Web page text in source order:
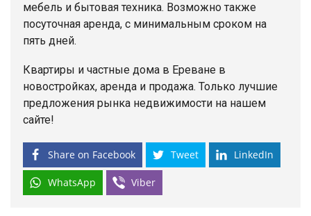
мебель и бытовая техника. Возможно также
посуточная аренда, с минимальным сроком на
пять дней.
Квартиры и частные дома в Ереване в
новостройках, аренда и продажа. Только лучшие
предложения рынка недвижимости на нашем
сайте!
Share on Facebook Tweet LinkedIn
WhatsApp Viber